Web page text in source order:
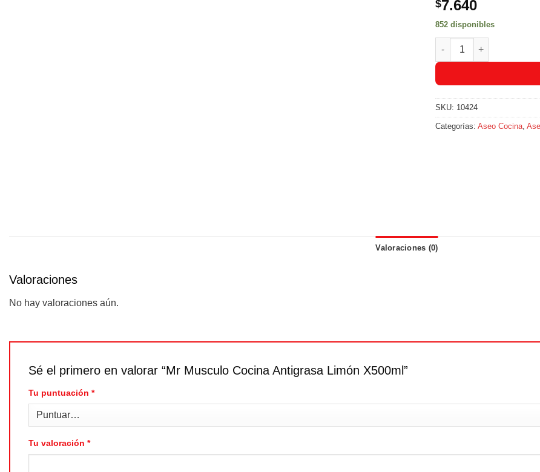
$7.640
852 disponibles
Mr Musculo Cocina
SKU: 10424
Categorías:Aseo Cocina ,
Valoraciones (0)
Valoraciones
No hay valoraciones aún.
Sé el primero en valorar “Mr Musculo Cocina Antigrasa Limón X500ml”
Tu puntuación *
Tu valoración *